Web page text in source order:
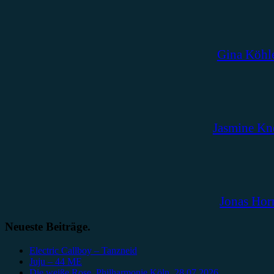
Gina
Jasmine
Jonas
Neueste Beiträge.
Electric Callboy – Tanzneid
Juju – 44 ME